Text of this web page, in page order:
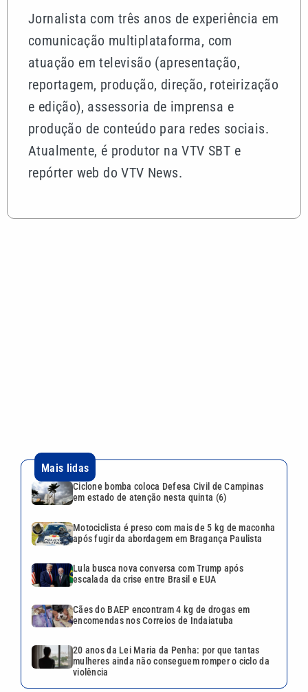
Jornalista com três anos de experiência em
comunicação multiplataforma, com
atuação em televisão (apresentação,
reportagem, produção, direção, roteirização
e edição), assessoria de imprensa e
produção de conteúdo para redes sociais.
Atualmente, é produtor na VTV SBT e
repórter web do VTV News.
20 anos da Lei Maria da Penha: por que tantas
mulheres ainda não conseguem romper o ciclo da
violência
VEJA TAMBÉM
Motociclista é preso com mais
de 5 kg de maconha após
Bragança Paulista